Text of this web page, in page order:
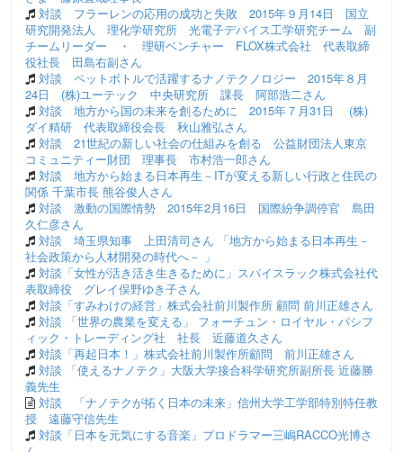
対談 フラーレンの応用の成功と失敗 2015年９月14日 国立
研究開発法人 理化学研究所 光電子デバイス工学研究チーム 副
チームリーダー ・ 理研ベンチャー FLOX株式会社 代表取締
役社長 田島右副さん
対談 ペットボトルで活躍するナノテクノロジー 2015年８月
24日 (株)ユーテック 中央研究所 課長 阿部浩二さん
対談 地方から国の未来を創るために 2015年７月31日 (株)
ダイ精研 代表取締役会長 秋山雅弘さん
対談 21世紀の新しい社会の仕組みを創る 公益財団法人東京
コミュニティー財団 理事長 市村浩一郎さん
対談 地方から始まる日本再生－ITが変える新しい行政と住民の
関係 千葉市長 熊谷俊人さん
対談 激動の国際情勢 2015年2月16日 国際紛争調停官 島田
久仁彦さん
対談 埼玉県知事 上田清司さん 「地方から始まる日本再生－
社会政策から人材開発の時代へ－ 」
対談「女性が活き活き生きるために」スパイスラック株式会社代
表取締役 グレイ俣野ゆき子さん
対談「すみわけの経営」株式会社前川製作所 顧問 前川正雄さん
対談 「世界の農業を変える」 フォーチュン・ロイヤル・パシフ
ィック・トレーディング社 社長 近藤道久さん
対談「再起日本！」株式会社前川製作所顧問 前川正雄さん
対談 「使えるナノテク」大阪大学接合科学研究所副所長 近藤勝
義先生
対談 「ナノテクが拓く日本の未来」信州大学工学部特別特任教
授 遠藤守信先生
対談「日本を元気にする音楽」プロドラマー三嶋RACCO光博さ